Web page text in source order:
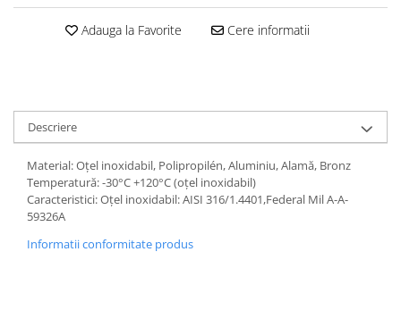
Adauga la Favorite Cere informatii
Descriere
Material: Oțel inoxidabil, Polipropilén, Aluminiu, Alamă, Bronz
Temperatură: -30°C +120°C (oțel inoxidabil)
Caracteristici: Oțel inoxidabil: AISI 316/1.4401,Federal Mil A-A-
59326A
Informatii conformitate produs